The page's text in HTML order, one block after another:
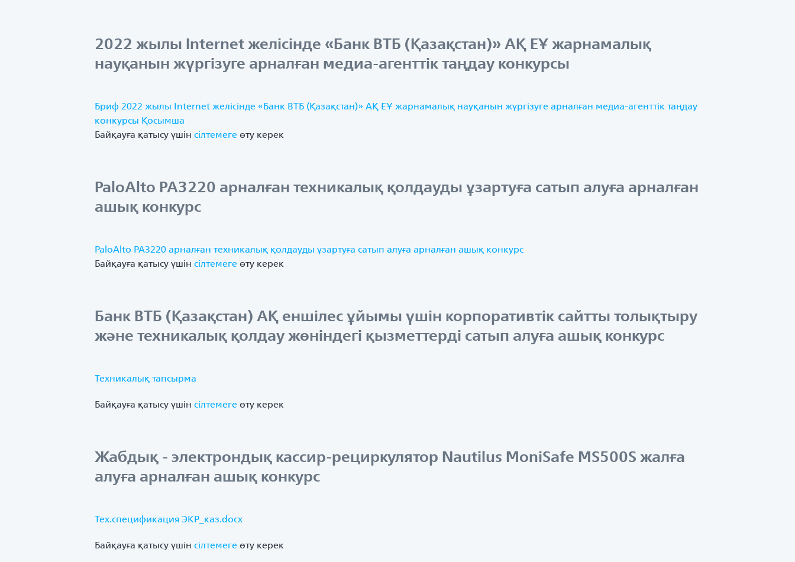
2022 жылы Internet желісінде «Банк ВТБ (Қазақстан)» АҚ ЕҰ жарнамалық
науқанын жүргізуге арналған медиа-агенттік таңдау конкурсы
Бриф 2022 жылы Internet желісінде «Банк ВТБ (Қазақстан)» АҚ ЕҰ жарнамалық науқанын жүргізуге арналған медиа-агенттік таңдау
конкурсы Қосымша
Байқауға қатысу үшін сілтемеге өту керек
PaloAlto PA3220 арналған техникалық қолдауды ұзартуға сатып алуға арналған
ашық конкурс
PaloAlto PA3220 арналған техникалық қолдауды ұзартуға сатып алуға арналған ашық конкурс
Байқауға қатысу үшін сілтемеге өту керек
Банк ВТБ (Қазақстан) АҚ еншілес ұйымы үшін корпоративтік сайтты толықтыру
және техникалық қолдау жөніндегі қызметтерді сатып алуға ашық конкурс
Техникалық тапсырма
Байқауға қатысу үшін сілтемеге өту керек
Жабдық - электрондық кассир-рециркулятор Nautilus MoniSafe MS500S жалға
алуға арналған ашық конкурс
Тех.спецификация ЭКР_каз.docx
Байқауға қатысу үшін сілтемеге өту керек